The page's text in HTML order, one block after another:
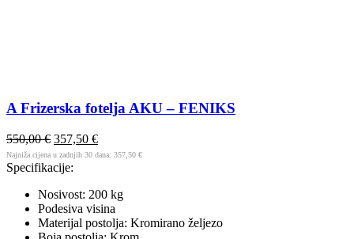
A Frizerska fotelja AKU – FENIKS
550,00€ 357,50 €
Najniža cijena u zadnjih 30 dana: 357,50 €
Specifikacije:
Nosivost: 200 kg
Podesiva visina
Materijal postolja: Kromirano željezo